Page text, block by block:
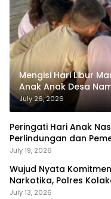
Mengisi Hari Libur
Anak Anak Desa
Bernilai Ekonomi
July 26, 2026
Peringati Hari Anak
Perlindungan dan
July 19, 2026
Wujud Nyata
Narkotika, Polres
Sabu-Sabu
July 13, 2026